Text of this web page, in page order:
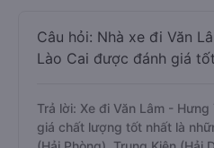
Câu hỏi: Nhà xe đi Văn
Lào Cai được đánh giá
Trả lời: Xe đi Văn Lâm -
giá chất lượng tốt nhất là